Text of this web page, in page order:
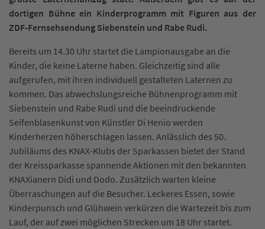
dortigen Bühne ein Kinderprogramm mit Figuren aus der
ZDF-Fernsehsendung Siebenstein und Rabe Rudi.
Bereits um 14.30 Uhr startet die Lampionausgabe an die
Kinder, die keine Laterne haben. Gleichzeitig sind alle
aufgerufen, mit ihren individuell gestalteten Laternen zu
kommen. Das abwechslungsreiche Bühnenprogramm mit
Siebenstein und Rabe Rudi und die beeindruckende
Seifenblasenkunst von Künstler Di Henio werden
Kinderherzen höherschlagen lassen. Anlässlich des 50.
Jubiläums des KNAX-Klubs der Sparkassen bietet der Stand
der Kreissparkasse spannende Aktionen mit den bekannten
KNAXianern Didi und Dodo. Zusätzlich warten kleine
Überraschungen auf die Besucher. Leckeres Essen, sowie
Kinderpunsch und Glühwein verkürzen die Wartezeit bis zum
Lauf, der auf zwei möglichen Strecken um 18 Uhr startet.